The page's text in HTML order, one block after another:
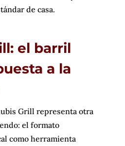
de casa.
el barril
a la
Grill representa otra
el formato
como herramienta